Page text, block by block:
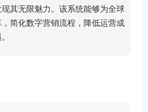
其无限魅力。该系统能够为全球
简化数字营销流程，降低运营成